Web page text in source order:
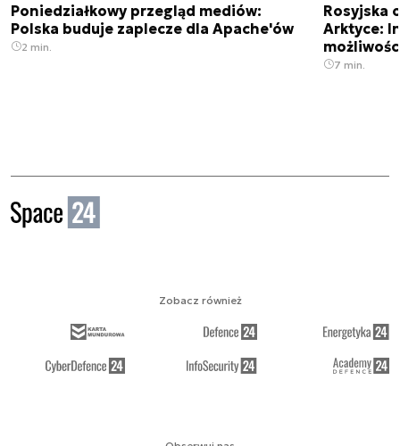
Poniedziałkowy przegląd mediów:
Polska buduje zaplecze dla Apache'ów
2 min.
Rosyjska
Arktyce:
7 min.
Zobacz również